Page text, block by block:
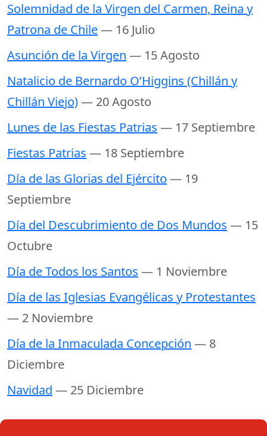
Solemnidad de la Virgen del Carmen, Reina y
Patrona de Chile— 16 Julio
Asunción de la Virgen — 15 Agosto
Natalicio de Bernardo O’Higgins (Chillán y
Chillán Viejo)— 20 Agosto
Lunes de las Fiestas Patrias — 17 Septiembre
Fiestas Patrias — 18 Septiembre
Día de las Glorias del Ejército — 19
Septiembre
Día del Descubrimiento de Dos Mundos — 15
Octubre
Día de Todos los Santos — 1 Noviembre
Día de las Iglesias Evangélicas y Protestantes
— 2 Noviembre
Día de la Inmaculada Concepción — 8
Diciembre
Navidad — 25 Diciembre